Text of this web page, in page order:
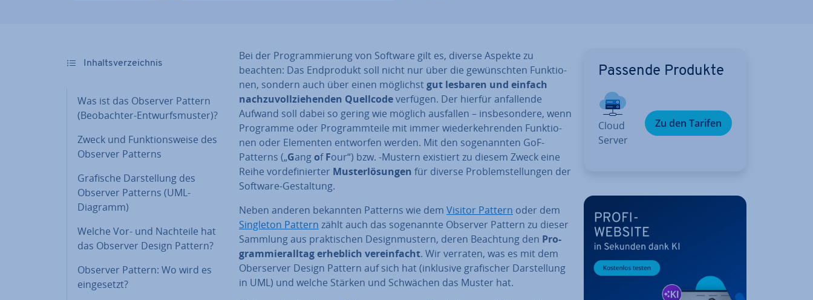
In­halts­ver­zeich­nis
Was ist das Observer Pattern
(Be­ob­ach­ter-Ent­wurfs­mus­ter)?
Zweck und Funk­ti­ons­wei­se des
Observer Patterns
Grafische Dar­stel­lung des
Observer Patterns (UML-
Diagramm)
Welche Vor- und Nachteile hat
das Observer Design Pattern?
Observer Pattern: Wo wird es
ein­ge­setzt?
Bei der Pro­gram­mie­rung von Software gilt es, diverse Aspekte zu
beachten: Das End­pro­dukt soll nicht nur über die ge­wünsch­ten Funk­tio­
nen, sondern auch über einen möglichstgut lesbaren und einfach
nach­zu­voll­zie­hen­den Quellcodeverfügen. Der hierfür an­fal­len­de
Aufwand soll dabei so gering wie möglich ausfallen – ins­be­son­de­re, wenn
Programme oder Pro­gramm­tei­le mit immer wie­der­keh­ren­den Funk­tio­
nen oder Elementen entworfen werden. Mit den so­ge­nann­ten GoF-
Patterns („GangofFour“) bzw. -Mustern existiert zu diesem Zweck eine
Reihe vor­de­fi­nier­ter Mus­ter­lö­sun­gen für diverse Pro­blem­stel­lun­gen der
Software-Ge­stal­tung.
Neben anderen bekannten Patterns wie dem Visitor Pattern oder dem
Singleton Pattern zählt auch das so­ge­nann­te Observer Pattern zu dieser
Sammlung aus prak­ti­schen De­sign­mus­tern, deren Beachtung den Pro­
gram­mier­all­tag erheblich ver­ein­facht. Wir verraten, was es mit dem
Ober­ser­ver Design Pattern auf sich hat (inklusive gra­fi­scher Dar­stel­lung
in UML) und welche Stärken und Schwächen das Muster hat.
Passende Produkte
Cloud
Server
Zu den Tarifen